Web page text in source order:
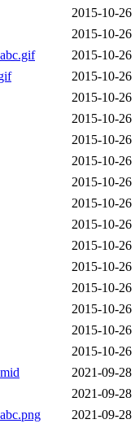
2015-10-26
2015-10-26
2015-10-26
2015-10-26
2015-10-26
2015-10-26
2015-10-26
2015-10-26
2015-10-26
2015-10-26
2015-10-26
2015-10-26
2015-10-26
2015-10-26
2015-10-26
2015-10-26
2015-10-26
2021-09-28
2021-09-28
2021-09-28